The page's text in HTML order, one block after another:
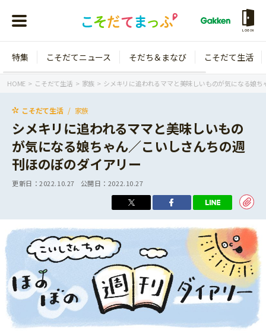
LOGIN
年齢から探す
3歳
年中
年長
小学1年生
小学2年生
小学3年生
小学4年生
小学5年生
小学6年生
こそだてニュース
イベント
ニュース
そだち＆まなび
ワーク・ドリル
幼稚園・保育園
小学校
こそだて生活
住まい
こそだてマンガ
特集 こそだてニュース そだち＆まなび こそだて生活
HOME こそだて生活 家族 シメキリに追われるママと美味しいものが気になる娘
こそだて生活 家族
シメキリに追われるママと美味しいもの
が気になる娘ちゃん／こいしさんちの週
刊ほのぼのダイアリー
更新日：2022.10.27 公開日： 2022.10.27